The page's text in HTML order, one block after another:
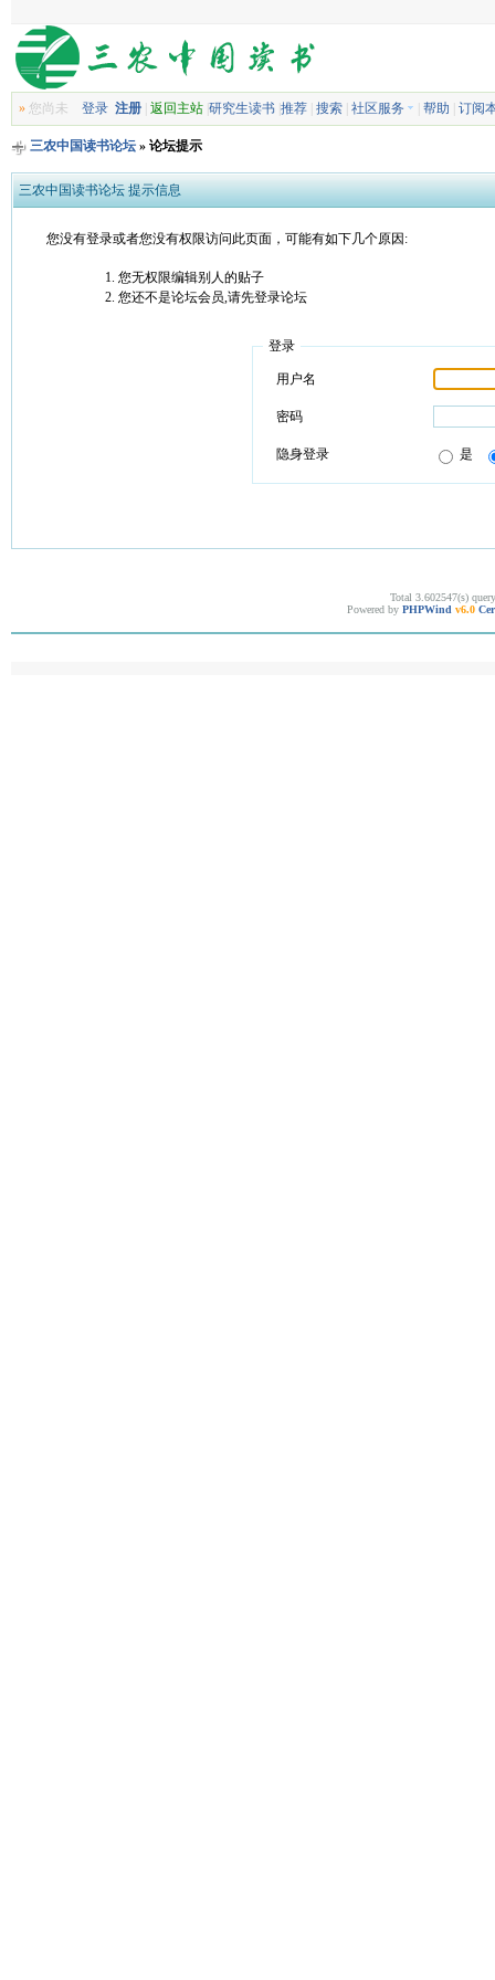
»您尚未 登录 注册| 返回主站| 研究生读书| 推荐| 搜索| 社区服务 帮助 订阅
三农中国读书论坛» 论坛提示
三农中国读书论坛 提示信息
您没有登录或者您没有权限访问此页面，可能有如下几个原因:
您无权限编辑别人的贴子
您还不是论坛会员,请先登录论坛
登录
用户名
密码
隐身登录 是
Total 3.602547(s)
Powered by PHPWind v6.0